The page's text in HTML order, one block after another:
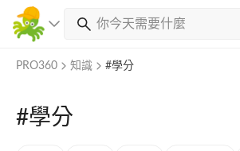
PRO360 知識 #學分
#學分